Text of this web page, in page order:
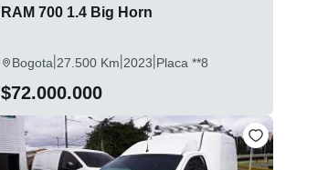
RAM 700 1.4 Big Horn
Bogota|27.500 Km|2023|Placa **8
$72.000.000